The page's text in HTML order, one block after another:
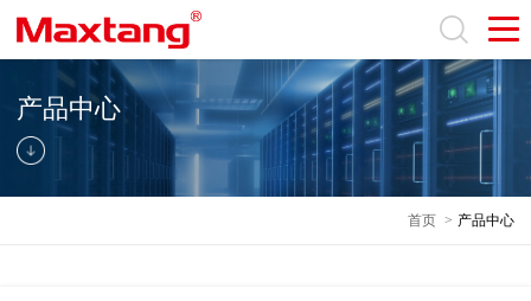
产品中心
首页 > 产品中心